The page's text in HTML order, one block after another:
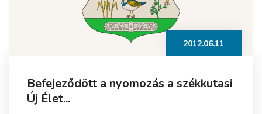
2012.06.11
Befejeződött a nyomozás a székkutasi
Új Élet...